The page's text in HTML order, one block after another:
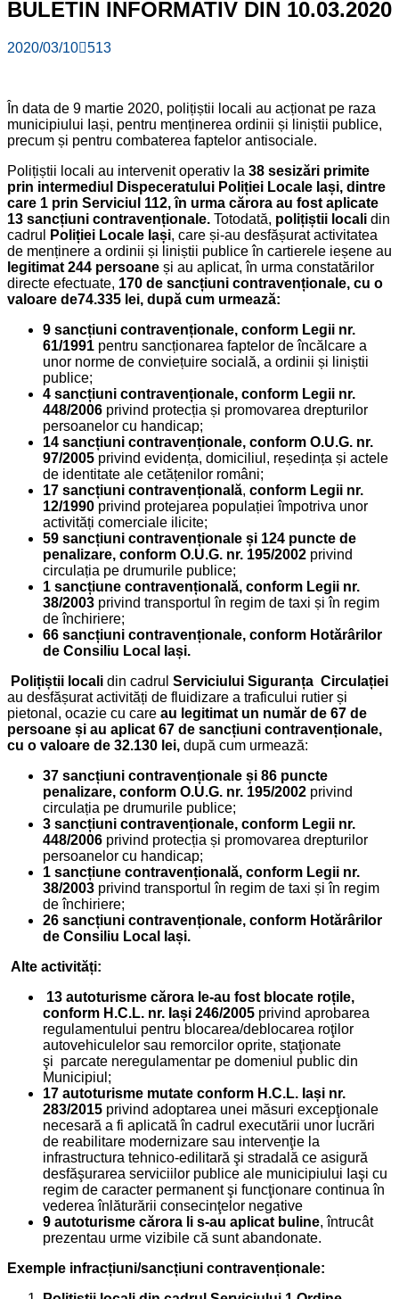
BULETIN INFORMATIV DIN 10.03.2020
2020/03/10 513
În data de 9 martie 2020, polițiștii locali au acționat pe raza
municipiului Iași, pentru menținerea ordinii și liniștii publice,
precum și pentru combaterea faptelor antisociale.
Polițiștii locali au intervenit operativ la 38 sesizări primite
prin intermediul Dispeceratului Poliției Locale Iași, dintre
care 1 prin Serviciul 112, în urma cărora au fost aplicate
13 sancțiuni contravenționale. Totodată, polițiștii locali din
cadrul
Poliției Locale Iași, care și-au desfășurat activitatea
de menținere a ordinii și liniștii publice în cartierele ieșene au
legitimat 244 persoane și au aplicat, în urma constatărilor
directe efectuate, 170 de sancțiuni contravenționale, cu o
valoare de74.335 lei, după cum urmează:
9 sancțiuni contravenționale, conform Legii nr.
61/1991 pentru sancționarea faptelor de încălcare a
unor norme de conviețuire socială, a ordinii și liniștii
publice;
4 sancțiuni contravenționale, conform Legii nr.
448/2006 privind protecția și promovarea drepturilor
persoanelor cu handicap;
14 sancțiuni contravenționale, conform O.U.G. nr.
97/2005 privind evidența, domiciliul, reședința și actele
de identitate ale cetățenilor români;
17 sancțiuni contravențională, conform Legii nr.
12/1990 privind protejarea populației împotriva unor
activități comerciale ilicite;
59 sancțiuni contravenționale și 124 puncte de
penalizare, conform O.U.G. nr. 195/2002 privind
circulația pe drumurile publice;
1 sancțiune contravențională, conform Legii nr.
38/2003 privind transportul în regim de taxi și în regim
de închiriere;
66 sancțiuni contravenționale, conform Hotărârilor
de Consiliu Local Iași.
Polițiștii locali din cadrul Serviciului Siguranța Circulației
au desfășurat activități de fluidizare a traficului rutier și
pietonal, ocazie cu care au legitimat un număr de 67 de
persoane și au aplicat 67 de sancțiuni contravenționale,
cu o valoare de 32.130 lei, după cum urmează:
37 sancțiuni contravenționale și 86 puncte
penalizare, conform O.U.G. nr. 195/2002 privind
circulația pe drumurile publice;
3 sancțiuni contravenționale, conform Legii nr.
448/2006 privind protecția și promovarea drepturilor
persoanelor cu handicap;
1 sancțiune contravențională, conform Legii nr.
38/2003 privind transportul în regim de taxi și în regim
de închiriere;
26 sancțiuni contravenționale, conform Hotărârilor
de Consiliu Local Iași.
Alte activități:
13 autoturisme cărora le-au fost blocate roțile,
conform H.C.L. nr. Iași 246/2005 privind aprobarea
regulamentului pentru blocarea/deblocarea roţilor
autovehiculelor sau remorcilor oprite, staţionate
şi parcate neregulamentar pe domeniul public din
Municipiul;
17 autoturisme mutate conform H.C.L. Iași nr.
283/2015 privind adoptarea unei măsuri excepţionale
necesară a fi aplicată în cadrul executării unor lucrări
de reabilitare modernizare sau intervenţie la
infrastructura tehnico-edilitară şi stradală ce asigură
desfăşurarea serviciilor publice ale municipiului Iaşi cu
regim de caracter permanent şi funcţionare continua în
vederea înlăturării consecinţelor negative
9 autoturisme cărora li s-au aplicat buline, întrucât
prezentau urme vizibile că sunt abandonate.
Exemple infracțiuni/sancțiuni contravenționale: